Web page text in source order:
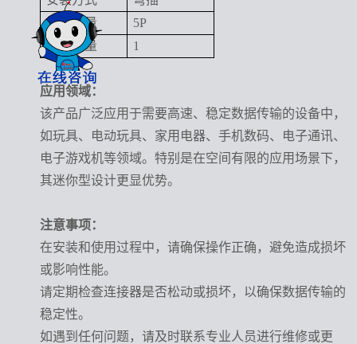
触点数量
5P
端口数量
1
应用领域：
该产品广泛应用于需要高速、稳定数据传输的设备中，
如玩具、电动玩具、家用电器、手机数码、电子通讯、
电子游戏机等领域。特别是在空间有限的应用场景下，
其迷你型设计更显优势。
注意事项：
在安装和使用过程中，请确保操作正确，避免造成损坏
或影响性能。
请定期检查连接器是否松动或损坏，以确保数据传输的
稳定性。
如遇到任何问题，请及时联系专业人员进行维修或更